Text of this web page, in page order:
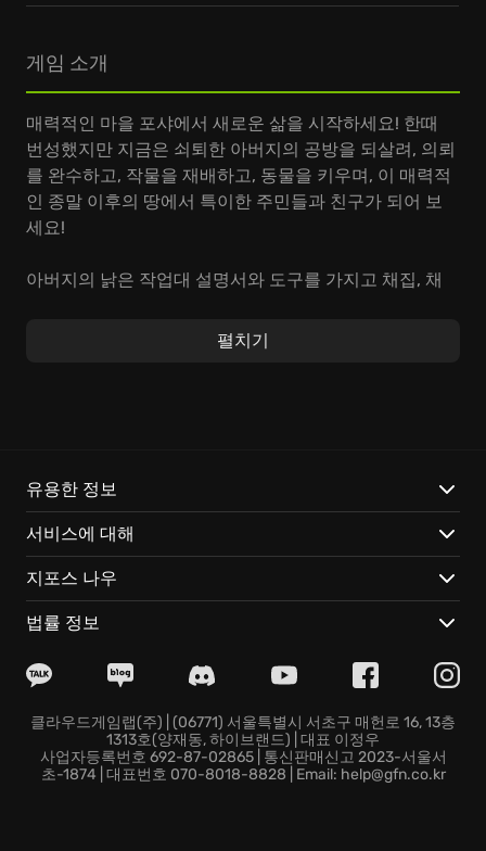
게임 소개
매력적인 마을 포샤에서 새로운 삶을 시작하세요! 한때
번성했지만 지금은 쇠퇴한 아버지의 공방을 되살려, 의뢰
를 완수하고, 작물을 재배하고, 동물을 키우며, 이 매력적
인 종말 이후의 땅에서 특이한 주민들과 친구가 되어 보
세요!
아버지의 낡은 작업대 설명서와 도구를 가지고 채집, 채
마을 사람들을 도와 마을을 재건하고 그 아래 깊숙이 숨
있습니다. 폐허가 된 아버지의 공방을 최고의 공방으로
'재건축'하는 여정은 몰입감 넘치는 경험을 선사합니다.
또한, 매력적인 포샤에서 특별한 '인간관계'를 형성하며
잊을 수 없는 추억을 만들 수 있습니다.
Portia에서
펼치기
유용한 정보
서비스에 대해
지포스 나우
법률 정보
클라우드게임랩(주) | (06771) 서울특별시 서초구 매헌로 16, 13층
1313호(양재동, 하이브랜드) | 대표 이정우
사업자등록번호 692-87-02865 | 통신판매신고 2023-서울서
초-1874 | 대표번호 070-8018-8828 | Email: help@gfn.co.kr